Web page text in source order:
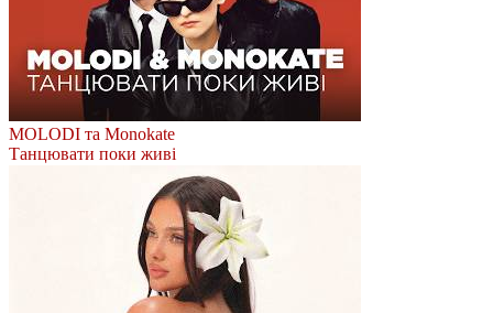
MOLODI та Monokate
Танцювати поки живі